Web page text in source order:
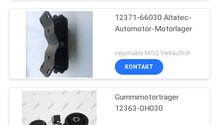
12371-66030 Altatec-
Automotor-Motorlager
negotiable MOQ:Verkäuflich
KONTAKT
Gummimotorträger
12363-0H030